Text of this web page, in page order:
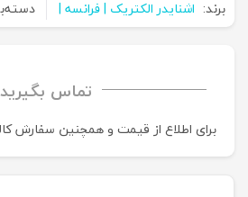
برند: اشنایدر الکتریک | فرانسه |
تماس بگیرید
برای اطلاع از قیمت و همچنین سفارش